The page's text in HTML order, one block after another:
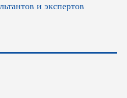
и экспертов